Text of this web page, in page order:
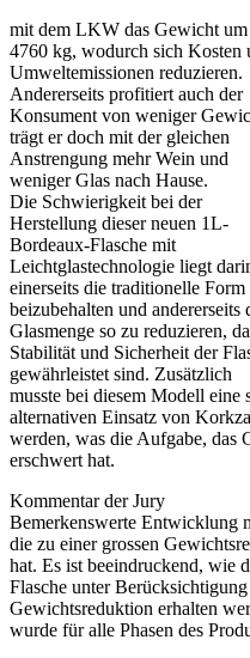
mit dem LKW das Gewicht um
4760 kg, wodurch sich Kosten
Umweltemissionen reduzieren.
Andererseits profitiert auch der
Konsument von weniger
trägt er doch mit der gleichen
Anstrengung mehr Wein und
weniger Glas nach Hause.
Die Schwierigkeit bei der
Herstellung dieser neuen 1L-
Bordeaux-Flasche mit
Leichtglastechnologie liegt
einerseits die traditionelle Form
beizubehalten und andererseits
Glasmenge so zu reduzieren,
Stabilität und Sicherheit der
gewährleistet sind. Zusätzlich
musste bei diesem Modell
alternativen Einsatz von
werden, was die Aufgabe, das
erschwert hat.
Kommentar der Jury
Bemerkenswerte Entwicklung
die zu einer grossen
hat. Es ist beeindruckend, wie
Flasche unter
Gewichtsreduktion erhalten
wurde für alle Phasen des